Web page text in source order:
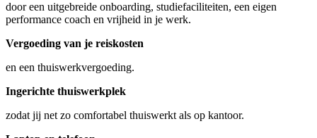
door een uitgebreide onboarding, studiefaciliteiten, een eigen
performance coach en vrijheid in je werk.
Vergoeding van je reiskosten
en een thuiswerkvergoeding.
Ingerichte thuiswerkplek
zodat jij net zo comfortabel thuiswerkt als op kantoor.